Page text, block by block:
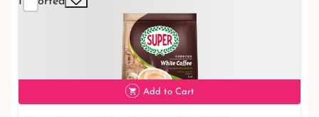
Add to Cart